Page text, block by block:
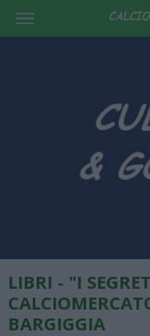
LIBRI - "I
BARGIGGIA